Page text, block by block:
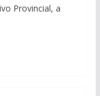
Provincial, a